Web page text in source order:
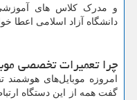
و مدرک کلاس‌ های
دانشگاه آزاد اسلامی اعطا
چرا تعمیرات تخصصی
امروزه موبایل‌های هوشمند